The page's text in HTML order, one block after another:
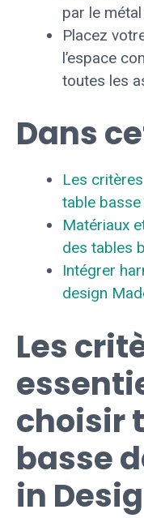
par le
Placez
l’espace
toutes les
Dans
Les
table
Matériaux
des tables
Intégrer
design
Les
choisir
basse
in